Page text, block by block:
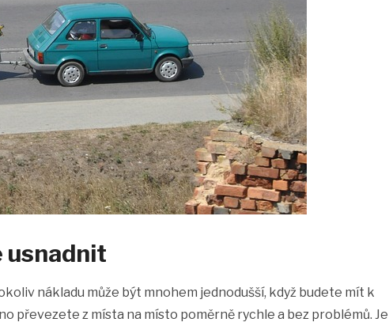
usnadnit
nákladu může být mnohem jednodušší, když budete mít k
převezete z místa na místo poměrně rychle a bez problémů. Je